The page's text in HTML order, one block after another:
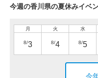
今週の香川県の夏休みイベ
月
8/3
火
8/4
水
8/5
今